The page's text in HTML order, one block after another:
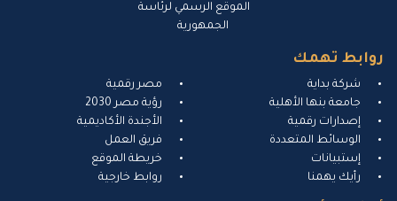
الموقع الرسمي لرئاسة
الجمهورية
روابط تهمك
شركة بداية
جامعة بنها الأهلية
إصدارات رقمية
الوسائط المتعددة
إستبيانات
رأيك يهمنا
مصر رقمية
رؤية مصر 2030
الأجندة الأكاديمية
فريق العمل
خريطة الموقع
روابط خارجية